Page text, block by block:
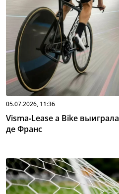
05.07.2026, 11:36
Visma‑Lease a Bike
де Франс